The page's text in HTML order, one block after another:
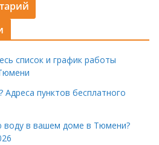
список и график работы
Адреса пунктов бесплатного
воду в вашем доме в Тюмени?